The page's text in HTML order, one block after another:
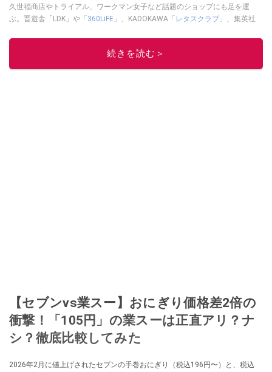
久世福商店やトライアル、ワークマン女子など話題のショップにも足を運
ぶ。晋遊舎「LDK」や 「360LiFE」 、KADOKAWA 「レタスクラブ」 、集英社
ルメライター、食の専門家として出演実績あり。
続きを読む＞
【セブンvs業スー】おにぎり価格差2倍の
衝撃！「105円」の業スーは正直アリ？ナ
シ？徹底比較してみた
2026年2月に値上げされたセブンの手巻おにぎり（税込196円〜）と、税込